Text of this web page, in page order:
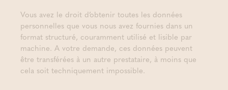
Vous avez le droit d’obtenir toutes les données
personnelles que vous nous avez fournies dans un
format structuré, couramment utilisé et lisible par
machine. A votre demande, ces données peuvent
être transférées à un autre prestataire, à moins que
cela soit techniquement impossible.